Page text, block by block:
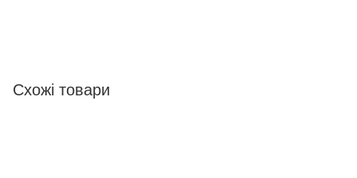
Схожі товари